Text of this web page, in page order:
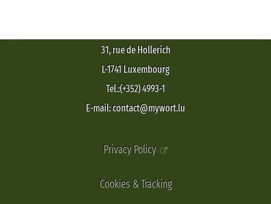
31, rue de Hollerich
L-1741 Luxembourg
Tel.:(+352) 4993-1
E-mail: contact@mywort.lu
Privacy Policy
Cookies & Tracking